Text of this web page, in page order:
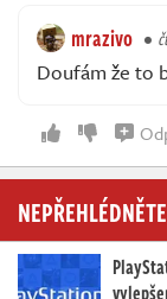
mrazivo
Doufám že to
NEPŘEHLÉDNĚTE